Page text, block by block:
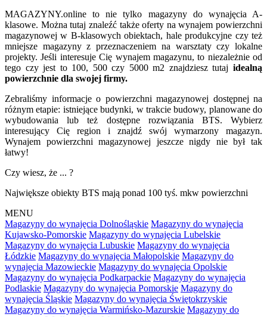
MAGAZYNY.online to nie tylko magazyny do wynajęcia A-
klasowe. Można tutaj znaleźć także oferty na wynajem powierzchni
magazynowej w B-klasowych obiektach, hale produkcyjne czy też
mniejsze magazyny z przeznaczeniem na warsztaty czy lokalne
projekty. Jeśli interesuje Cię wynajem magazynu, to niezależnie od
tego czy jest to 100, 500 czy 5000 m2 znajdziesz tutaj idealną
powierzchnie dla swojej firmy.
Zebraliśmy informacje o powierzchni magazynowej dostępnej na
różnym etapie: istniejące budynki, w trakcie budowy, planowane do
wybudowania lub też dostępne rozwiązania BTS. Wybierz
interesujący Cię region i znajdź swój wymarzony magazyn.
Wynajem powierzchni magazynowej jeszcze nigdy nie był tak
łatwy!
Czy wiesz, że ... ?
Największe obiekty BTS mają ponad 100 tyś. mkw powierzchni
MENU
Magazyny do wynajęcia Dolnośląskie Magazyny do wynajęcia
Kujawsko-Pomorskie Magazyny do wynajęcia Lubelskie
Magazyny do wynajęcia Lubuskie Magazyny do wynajęcia
Łódzkie Magazyny do wynajęcia Małopolskie Magazyny do
wynajęcia Mazowieckie Magazyny do wynajęcia Opolskie
Magazyny do wynajęcia Podkarpackie Magazyny do wynajęcia
Podlaskie Magazyny do wynajęcia Pomorskie Magazyny do
wynajęcia Śląskie Magazyny do wynajęcia Świętokrzyskie
Magazyny do wynajęcia Warmińsko-Mazurskie Magazyny do